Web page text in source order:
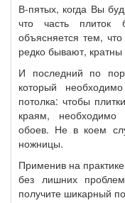
В-пятых, когда Вы
что часть плиток
объясняется тем,
редко бывают,
И последний по
который
потолка: чтобы
краям,
обоев. Не в коем
ножницы.
Применив на
без лишних
получите шикарный